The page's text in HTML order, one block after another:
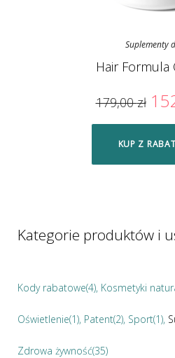
Suplementy
Hair Formula
179,00zł
KUP Z
Kategorie produktów i
Kody rabatowe(4) Kosmetyki
Oświetlenie(1) Patent(2) Sport(1)
Zdrowa żywność(35)